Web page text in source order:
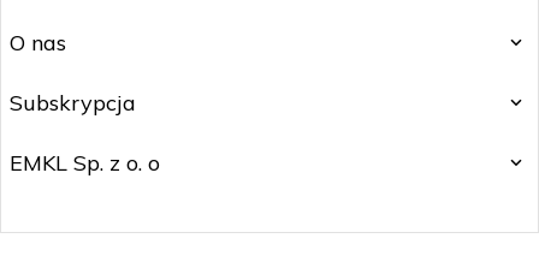
O nas
Subskrypcja
EMKL Sp. z o. o